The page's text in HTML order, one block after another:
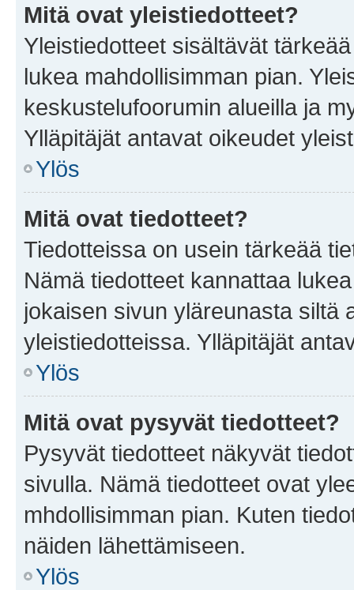
Mitä ovat yleistiedotteet?
Yleistiedotteet sisältävät
lukea mahdollisimman pian.
keskustelufoorumin alueilla ja
Ylläpitäjät antavat oikeudet
Ylös
Mitä ovat tiedotteet?
Tiedotteissa on usein tärkeää
Nämä tiedotteet kannattaa
jokaisen sivun yläreunasta siltä
yleistiedotteissa. Ylläpitäjät
Ylös
Mitä ovat pysyvät tiedotteet?
Pysyvät tiedotteet näkyvät
sivulla. Nämä tiedotteet ovat
mhdollisimman pian. Kuten
näiden lähettämiseen.
Ylös